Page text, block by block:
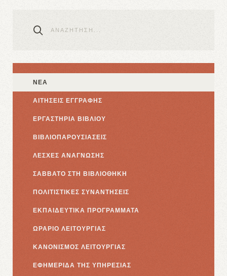
ΝΕΑ
ΑΙΤΗΣΕΙΣ ΕΓΓΡΑΦΗΣ
ΕΡΓΑΣΤΗΡΙΑ ΒΙΒΛΙΟΥ
ΒΙΒΛΙΟΠΑΡΟΥΣΙΑΣΕΙΣ
ΛΕΣΧΕΣ ΑΝΑΓΝΩΣΗΣ
ΣΑΒΒΑΤΟ ΣΤΗ ΒΙΒΛΙΟΘΗΚΗ
ΠΟΛΙΤΙΣΤΙΚΕΣ ΣΥΝΑΝΤΗΣΕΙΣ
ΕΚΠΑΙΔΕΥΤΙΚΑ ΠΡΟΓΡΑΜΜΑΤΑ
ΩΡΑΡΙΟ ΛΕΙΤΟΥΡΓΙΑΣ
ΚΑΝΟΝΙΣΜΟΣ ΛΕΙΤΟΥΡΓΙΑΣ
ΕΦΗΜΕΡΙΔΑ ΤΗΣ ΥΠΗΡΕΣΙΑΣ